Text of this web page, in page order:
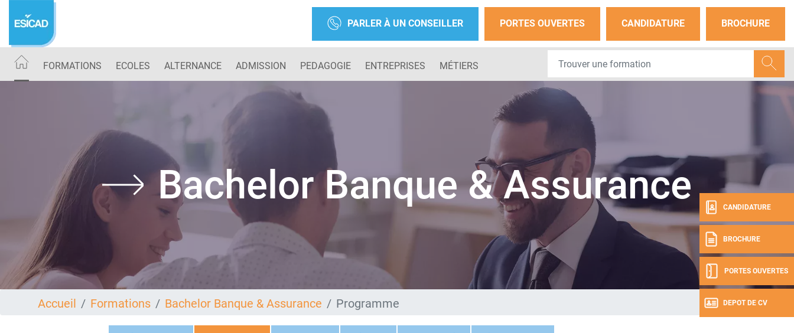
contenu
PARLER À UN CONSEILLER PORTES OUVERTES CANDIDATURE BROCHURE
FORMATIONS ECOLES ALTERNANCE ADMISSION PEDAGOGIE ENTREPRISES MÉTIERS
CANDIDATURE
BROCHURE
PORTES OUVERTES
DEPOT DE CV
Bachelor Banque & Assurance
Accueil Formations Bachelor Banque & Assurance Programme